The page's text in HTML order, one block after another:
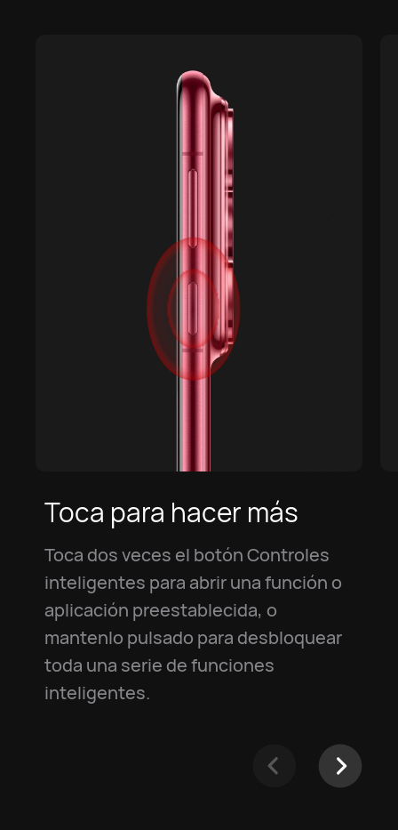
Toca para hacer más
Toca dos veces el botón Controles
inteligentes para abrir una función o
aplicación preestablecida, o
mantenlo pulsado para desbloquear
toda una serie de funciones
inteligentes.